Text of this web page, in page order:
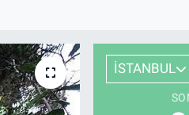
İSTANBUL